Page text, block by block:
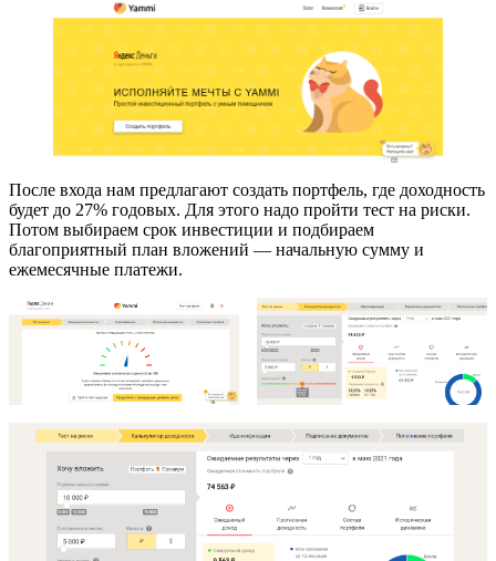
После входа нам предлагают создать портфель, где доходность
будет до 27% годовых. Для этого надо пройти тест на риски.
Потом выбираем срок инвестиции и подбираем
благоприятный план вложений — начальную сумму и
ежемесячные платежи.